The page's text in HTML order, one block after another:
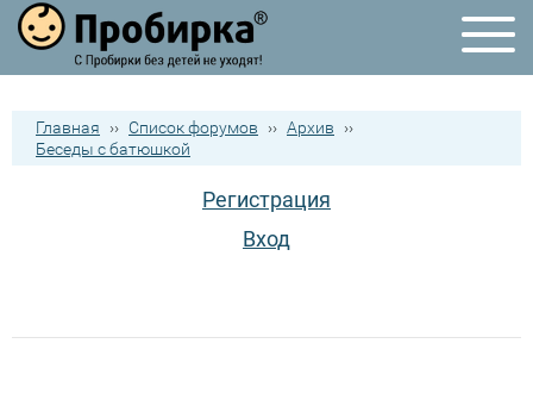
Главная ›› Список форумов ›› Архив
››
Беседы с батюшкой
Регистрация
Вход